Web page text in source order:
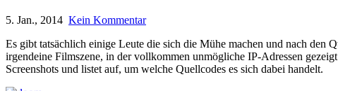
5. Jan., 2014 Kein Kommentar
Es gibt tatsächlich einige Leute die sich die Mühe machen und nach den
irgendeine Filmszene, in der vollkommen unmögliche IP-Adressen
Screenshots und listet auf, um welche Quellcodes es sich dabei handelt.